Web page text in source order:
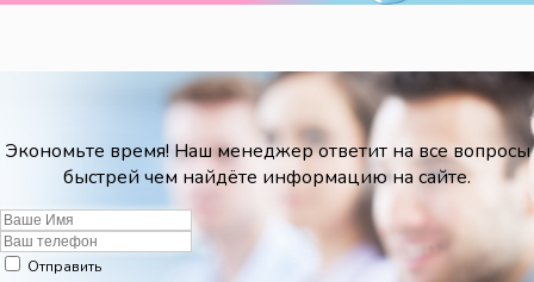
Экономьте время! Наш менеджер ответит на все вопросы
быстрей чем найдёте информацию на сайте.
Отправить